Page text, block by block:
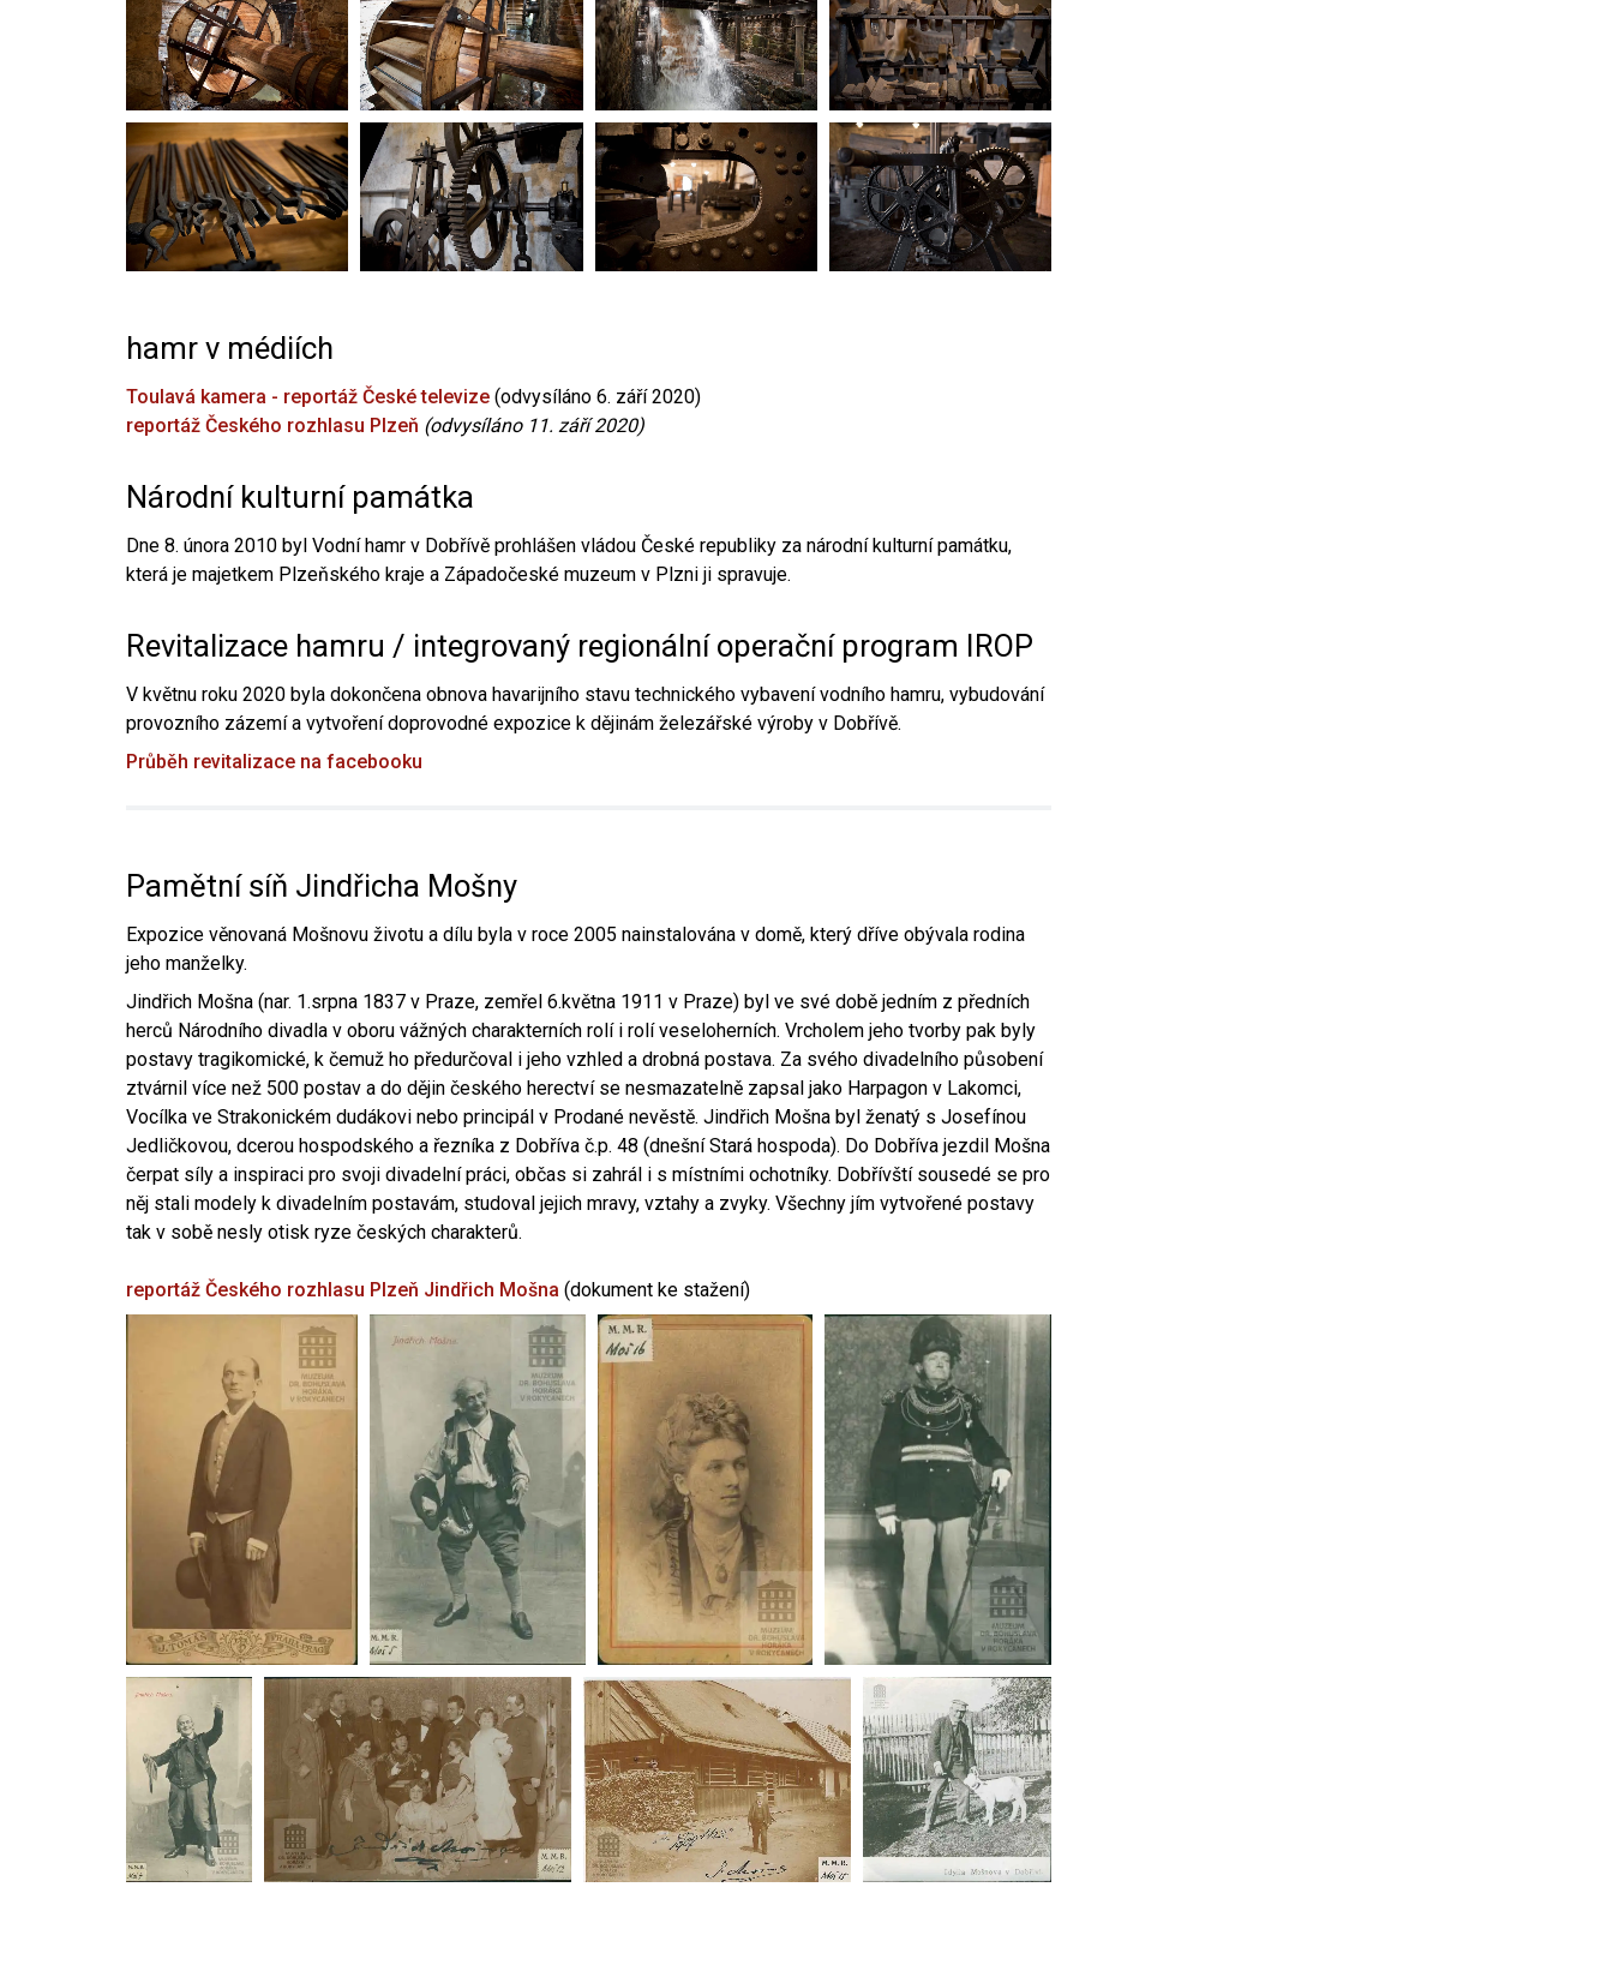
hamr v médiích
Toulavá kamera - reportáž České televize (odvysíláno 6. září 2020)
reportáž Českého rozhlasu Plzeň (odvysíláno 11. září 2020)
Národní kulturní památka
Dne 8. února 2010 byl Vodní hamr v Dobřívě prohlášen vládou České republiky za národní kulturní památku,
která je majetkem Plzeňského kraje a Západočeské muzeum v Plzni ji spravuje.
Revitalizace hamru / integrovaný regionální operační program IROP
V květnu roku 2020 byla dokončena obnova havarijního stavu technického vybavení vodního hamru, vybudování
provozního zázemí a vytvoření doprovodné expozice k dějinám železářské výroby v Dobřívě.
Průběh revitalizace na facebooku
Pamětní síň Jindřicha Mošny
Expozice věnovaná Mošnovu životu a dílu byla v roce 2005 nainstalována v domě, který dříve obývala rodina
jeho manželky.
Jindřich Mošna (nar. 1.srpna 1837 v Praze, zemřel 6.května 1911 v Praze) byl ve své době jedním z předních
herců Národního divadla v oboru vážných charakterních rolí i rolí veseloherních. Vrcholem jeho tvorby pak byly
postavy tragikomické, k čemuž ho předurčoval i jeho vzhled a drobná postava. Za svého divadelního působení
ztvárnil více než 500 postav a do dějin českého herectví se nesmazatelně zapsal jako Harpagon v Lakomci,
Vocílka ve Strakonickém dudákovi nebo principál v Prodané nevěstě. Jindřich Mošna byl ženatý s Josefínou
Jedličkovou, dcerou hospodského a řezníka z Dobříva č.p. 48 (dnešní Stará hospoda). Do Dobříva jezdil Mošna
čerpat síly a inspiraci pro svoji divadelní práci, občas si zahrál i s místními ochotníky. Dobřívští sousedé se pro
něj stali modely k divadelním postavám, studoval jejich mravy, vztahy a zvyky. Všechny jím vytvořené postavy
tak v sobě nesly otisk ryze českých charakterů.
reportáž Českého rozhlasu Plzeň Jindřich Mošna (dokument ke stažení)